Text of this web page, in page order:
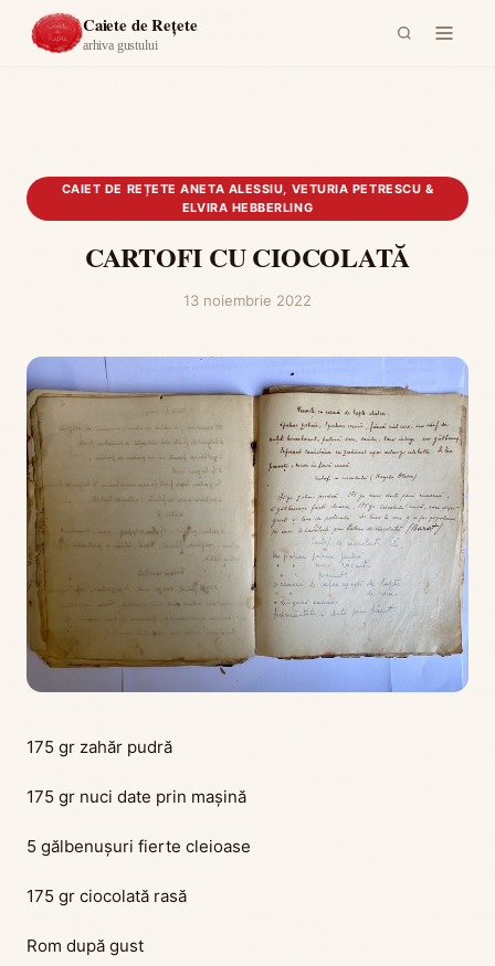
Caiete de Rețete
arhiva gustului
Acasă ›
Hebberling › CARTOFI CU CIOCOLATĂ
CAIET DE REȚETE ANETA ALESSIU, VETURIA PETRESCU &
ELVIRA HEBBERLING
CARTOFI CU CIOCOLATĂ
13 noiembrie 2022
175 gr zahăr pudră
175 gr nuci date prin mașină
5 gălbenușuri fierte cleioase
175 gr ciocolată rasă
Rom după gust